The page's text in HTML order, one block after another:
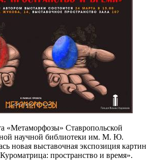
«Метаморфозы» Ставропольской
научной библиотеки им. М. Ю.
новая выставочная экспозиция картин
пространство и время».